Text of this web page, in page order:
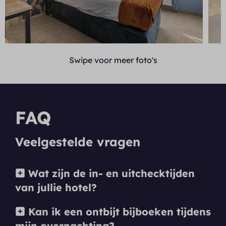
Swipe voor meer foto's
FAQ
Veelgestelde vragen
Wat zijn de in- en uitchecktijden
van jullie hotel?
Kan ik een ontbijt bijboeken tijdens